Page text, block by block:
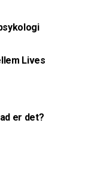
Lives
er det?